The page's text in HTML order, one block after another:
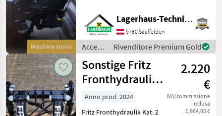
Macchina nuova
906745) Accessori per
trattore Impianti idraulici
frontali
Lagerhaus-Technik Saalfelden
5760 Saalfelden
Accessori
per
trattore
/ Steyr
Rivenditore Premium Gold
Sonstige Fritz
Fronthydraulik
Standard 2400
2.220
€
IVA/commissione
inclusa
1.964,60 €
Anno prod. 2024
Fritz Fronthydraulik Kat. 2